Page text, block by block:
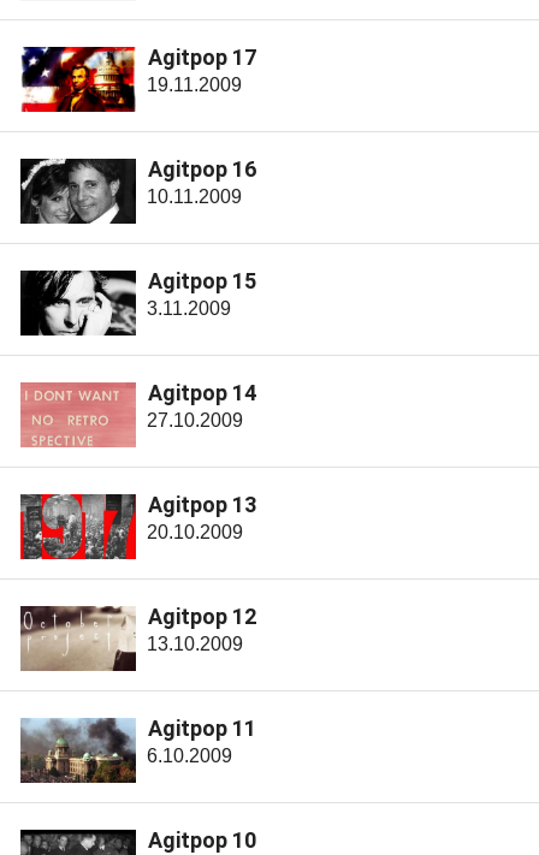
Agitpop 17
19.11.2009
Agitpop 16
10.11.2009
Agitpop 15
3.11.2009
Agitpop 14
27.10.2009
Agitpop 13
20.10.2009
Agitpop 12
13.10.2009
Agitpop 11
6.10.2009
Agitpop 10